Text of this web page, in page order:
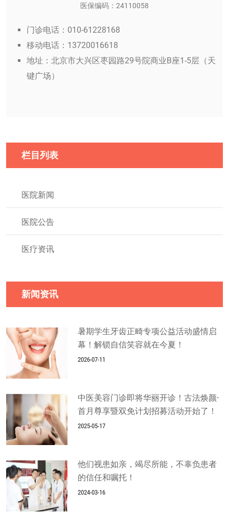
医保编码：24110058
门诊电话：010-61228168
移动电话：13720016618
地址：北京市大兴区枣园路29号院商业B座1-5层（天
键广场）
栏目列表
医院新闻
医院公告
医疗资讯
新闻资讯
暑期学生牙齿正畸专项公益活动盛情启
幕！解锁自信笑容就在今夏！
2026-07-11
中医美容门诊即将华丽开诊！古法焕颜·
首月尊享暨双免计划招募活动开始了！
2025-05-17
他们视患如亲，竭尽所能，不辜负患者
的信任和嘱托！
2024-03-16